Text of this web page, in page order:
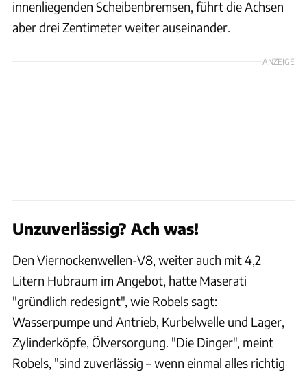
innenliegenden Scheibenbremsen, führt die Achsen
aber drei Zentimeter weiter auseinander.
ANZEIGE
Unzuverlässig? Ach was!
Den Viernockenwellen-V8, weiter auch mit 4,2
Litern Hubraum im Angebot, hatte Maserati
"gründlich redesignt", wie Robels sagt:
Wasserpumpe und Antrieb, Kurbelwelle und Lager,
Zylinderköpfe, Ölversorgung. "Die Dinger", meint
Robels, "sind zuverlässig – wenn einmal alles richtig